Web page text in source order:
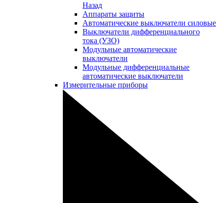
Назад
Аппараты защиты
Автоматические выключатели силовые
Выключатели дифференциального
тока (УЗО)
Модульные автоматические
выключатели
Модульные дифференциальные
автоматические выключатели
Измерительные приборы